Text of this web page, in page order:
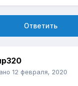
Ответить
12 февраля, 2020